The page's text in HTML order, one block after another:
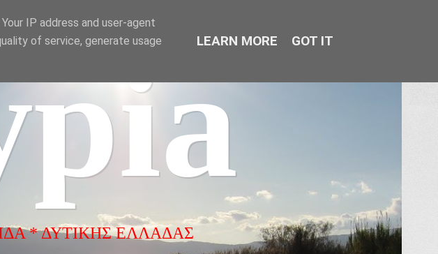
* ΔΥΤΙΚΗΣ ΕΛΛΑΔΑΣ
IP address and user-agent
of service, generate usage
LEARN MORE GOT IT